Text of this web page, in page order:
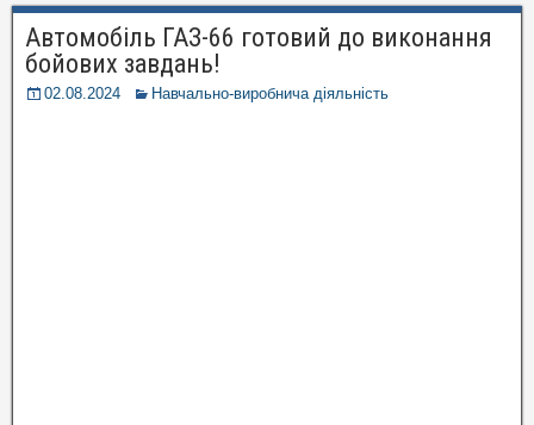
Автомобіль ГАЗ-66 готовий до виконання
бойових завдань!
02.08.2024 Навчально-виробнича діяльність